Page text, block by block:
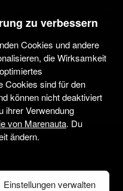
(8) - Woudsend
Professionell
Boot
zu verbessern
Cookies und andere
die Wirksamkeit
Cookies sind für den
können nicht deaktiviert
ihrer Verwendung
von Marenauta. Du
ändern.
Einstellungen verwalten